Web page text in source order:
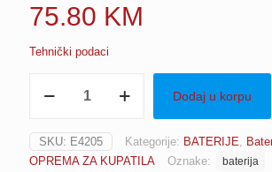
75.80 KM
Tehnički podaci
SAVIO
BSV2,
FERRO
Dodaj u korpu
SKU: E4205 Kategorije: BATERIJE
OPREMA ZA KUPATILA
Oznake: baterija